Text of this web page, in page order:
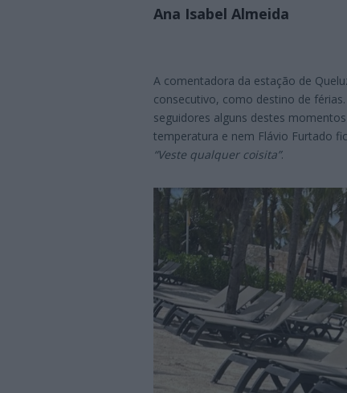
Ana Isabel Almeida
A comentadora da estação de
consecutivo, como destino de
seguidores alguns destes
temperatura e nem Flávio Furtado
“Veste qualquer coisita”.